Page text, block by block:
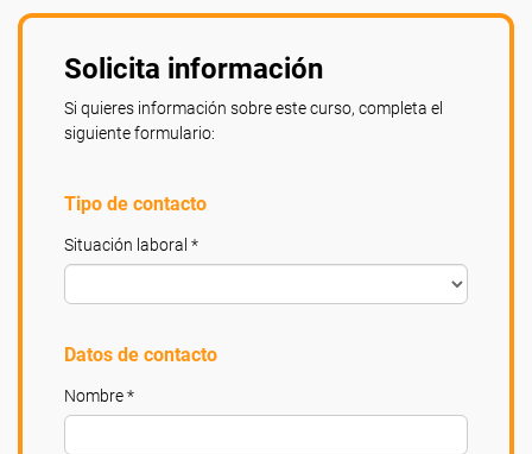
Solicita información
Si quieres información sobre este curso, completa el
siguiente formulario:
Tipo de contacto
Situación laboral *
Datos de contacto
Nombre *